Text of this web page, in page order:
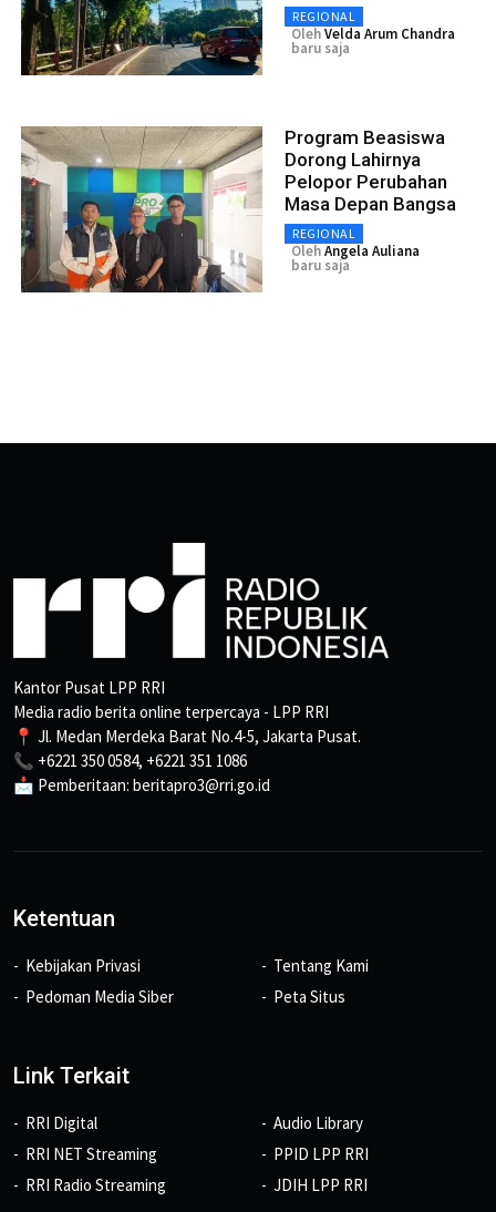
REGIONAL
OlehVelda Arum Chandra
baru saja
Program Beasiswa
Dorong Lahirnya
Pelopor Perubahan
Masa Depan Bangsa
REGIONAL
OlehAngela Auliana
baru saja
Kantor Pusat LPP RRI
Media radio berita online terpercaya - LPP RRI
📍 Jl. Medan Merdeka Barat No.4-5, Jakarta Pusat.
📞 +6221 350 0584, +6221 351 1086
📩 Pemberitaan: beritapro3@rri.go.id
Ketentuan
Kebijakan Privasi
Pedoman Media Siber
Tentang Kami
Peta Situs
Link Terkait
RRI Digital
RRI NET Streaming
RRI Radio Streaming
Audio Library
PPID LPP RRI
JDIH LPP RRI